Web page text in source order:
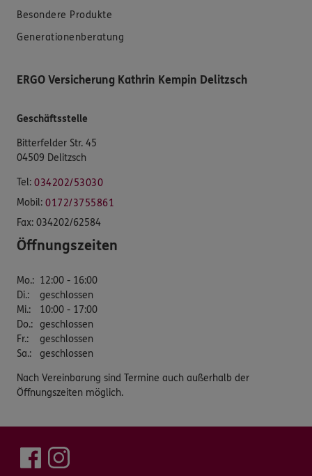
Besondere Produkte
Generationenberatung
ERGO Versicherung Kathrin Kempin Delitzsch
Geschäftsstelle
Bitterfelder Str. 45
04509 Delitzsch
Tel: 034202/53030
Mobil: 0172/3755861
Fax: 034202/62584
Öffnungszeiten
Mo.: 12:00 - 16:00
Di.:
geschlossen
Mi.:
10:00 - 17:00
Do.: geschlossen
Fr.:
geschlossen
Sa.: geschlossen
Nach Vereinbarung sind Termine auch außerhalb der
Öffnungszeiten möglich.